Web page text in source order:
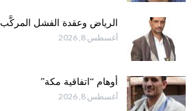
الرياض وعقدة الفشل المركَّب
أغسطس 8, 2026
أوهام “اتفاقية مكة”
أغسطس 8, 2026